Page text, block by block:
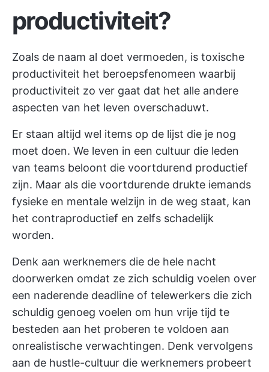
productiviteit?
Zoals de naam al doet vermoeden, is toxische
productiviteit het beroepsfenomeen waarbij
productiviteit zo ver gaat dat het alle andere
aspecten van het leven overschaduwt.
Er staan altijd wel items op de lijst die je nog
moet doen. We leven in een cultuur die leden
van teams beloont die voortdurend productief
zijn. Maar als die voortdurende drukte iemands
fysieke en mentale welzijn in de weg staat, kan
het contraproductief en zelfs schadelijk
worden.
Denk aan werknemers die de hele nacht
doorwerken omdat ze zich schuldig voelen over
een naderende deadline of telewerkers die zich
schuldig genoeg voelen om hun vrije tijd te
besteden aan het proberen te voldoen aan
onrealistische verwachtingen. Denk vervolgens
aan de hustle-cultuur die werknemers probeert